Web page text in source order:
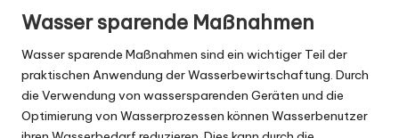
Wasser sparende Maßnahmen
Wasser sparende Maßnahmen sind ein wichtiger Teil der
praktischen Anwendung der Wasserbewirtschaftung. Durch
die Verwendung von wassersparenden Geräten und die
Optimierung von Wasserprozessen können Wasserbenutzer